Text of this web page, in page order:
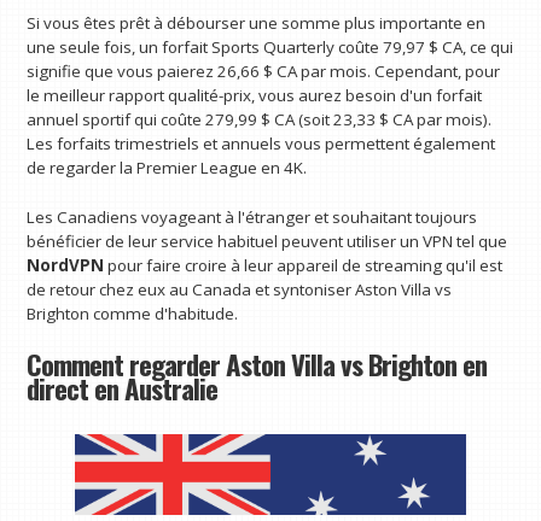
Si vous êtes prêt à débourser une somme plus importante en
une seule fois, un forfait Sports Quarterly coûte 79,97 $ CA, ce qui
signifie que vous paierez 26,66 $ CA par mois. Cependant, pour
le meilleur rapport qualité-prix, vous aurez besoin d'un forfait
annuel sportif qui coûte 279,99 $ CA (soit 23,33 $ CA par mois).
Les forfaits trimestriels et annuels vous permettent également
de regarder la Premier League en 4K.
Les Canadiens voyageant à l'étranger et souhaitant toujours
bénéficier de leur service habituel peuvent utiliser un VPN tel que
NordVPN pour faire croire à leur appareil de streaming qu'il est
de retour chez eux au Canada et syntoniser Aston Villa vs
Brighton comme d'habitude.
Comment regarder Aston Villa vs Brighton en
direct en Australie